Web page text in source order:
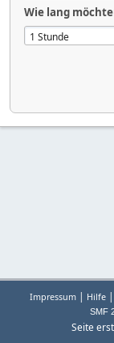
Wie lang
Impressum| Hilfe|
SMF
Seite